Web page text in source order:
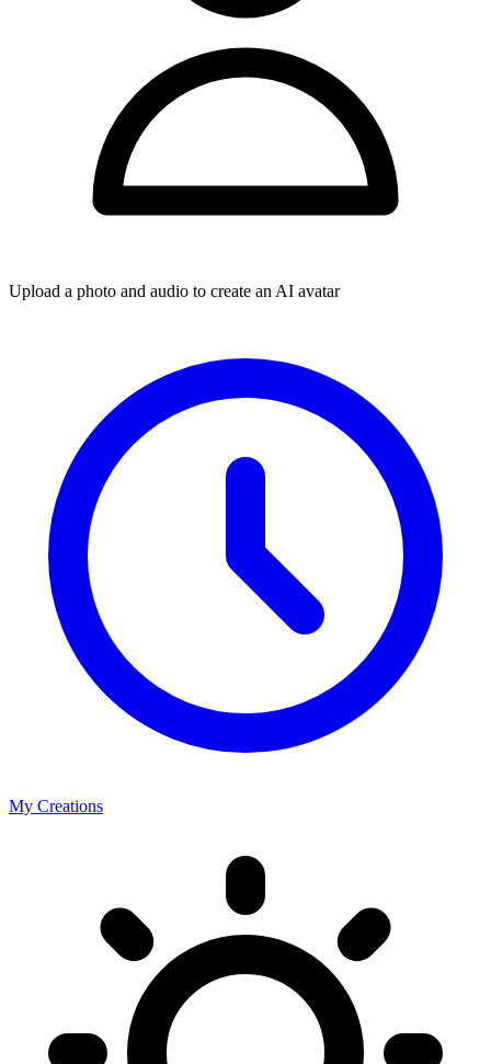
Upload a photo and audio to create an AI avatar
My Creations